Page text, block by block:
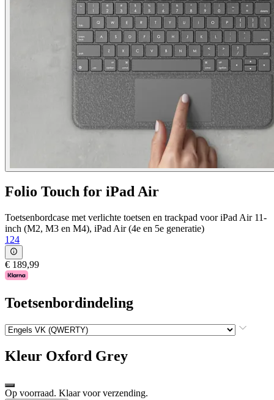
Folio Touch for iPad Air
Toetsenbordcase met verlichte toetsen en trackpad voor iPad Air 11-
inch (M2, M3 en M4), iPad Air (4e en 5e generatie)
124
€ 189,99
Toetsenbordindeling
Kleur Oxford Grey
Op voorraad. Klaar voor verzending.